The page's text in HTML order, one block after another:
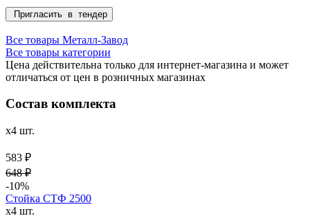
Пригласить в тендер
Все товары Металл-Завод
Все товары категории
Цена действительна только для интернет-магазина и может
отличаться от цен в розничных магазинах
Состав комплекта
x4 шт.
583 ₽
648 ₽
-10%
Стойка СТФ 2500
x4 шт.